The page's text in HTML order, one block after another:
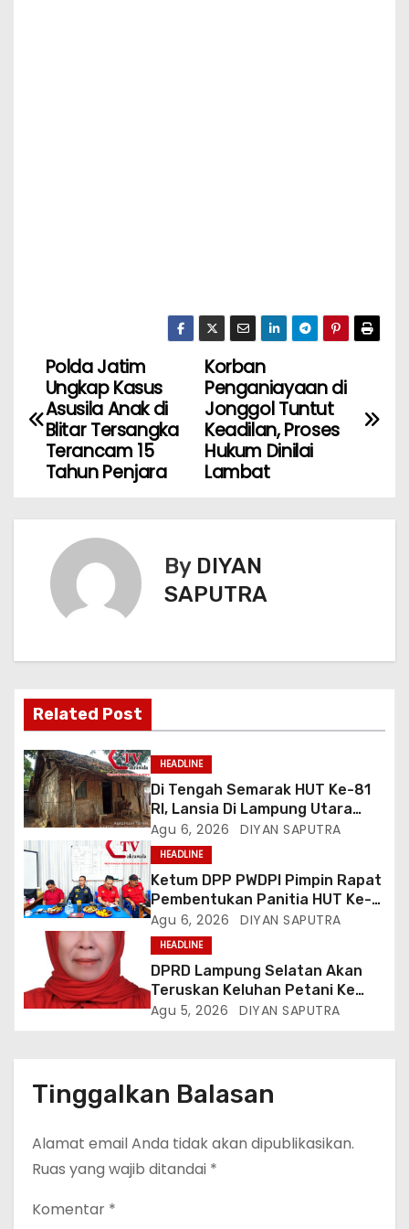
‎Korban
Penganiayaan di
Jonggol Tuntut
Keadilan, Proses
Hukum Dinilai
Lambat ‎
Polda Jatim
Ungkap Kasus
Asusila Anak di
Blitar Tersangka
Terancam 15
Tahun Penjara
By DIYAN
SAPUTRA
Related Post
HEADLINE
Di Tengah Semarak HUT Ke-81
RI, Lansia Di Lampung Utara
Hidup Memprihatinkan
Agu 6, 2026 DIYAN SAPUTRA
HEADLINE
Ketum DPP PWDPI Pimpin Rapat
Pembentukan Panitia HUT Ke-4,
Berikut Susunan Dan Rangkaian
Kegiatannya
Agu 6, 2026 DIYAN SAPUTRA
HEADLINE
DPRD Lampung Selatan Akan
Teruskan Keluhan Petani Ke
Dinas Terkait, Minta Audit
Agu 5, 2026 DIYAN SAPUTRA
Tinggalkan Balasan
Alamat email Anda tidak akan dipublikasikan.
Ruas yang wajib ditandai *
Komentar *